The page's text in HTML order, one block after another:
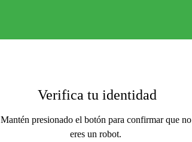
Verifica tu identidad
Mantén presionado el botón para confirmar que no
eres un robot.